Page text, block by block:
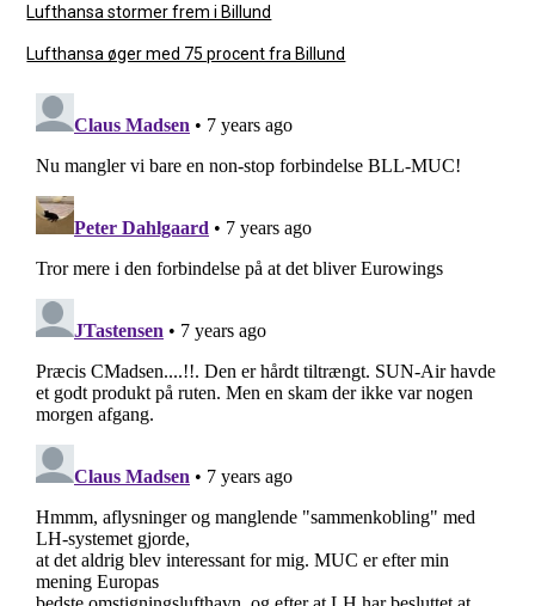
Lufthansa stormer frem i Billund
Lufthansa øger med 75 procent fra Billund